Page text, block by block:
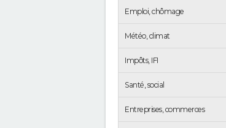
Emploi, chômage
Météo, climat
Impôts, IFI
Santé, social
Entreprises, commerces